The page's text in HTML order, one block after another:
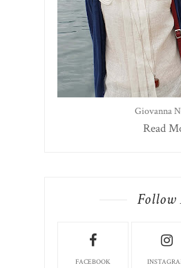
Giovanna
Read
Follow
FACEBOOK